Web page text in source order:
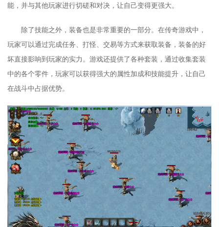
能，并与其他玩家进行切磋和对决，让自己变得更强大。
除了技能之外，装备也是非常重要的一部分。在传奇游戏中，
玩家可以通过完成任务、打怪、交易等方式来获取装备，装备的好
坏直接影响到玩家的实力。游戏还提供了各种套装，通过收集套装
中的各个零件，玩家可以获得强大的属性加成和技能提升，让自己
在战斗中占据优势。